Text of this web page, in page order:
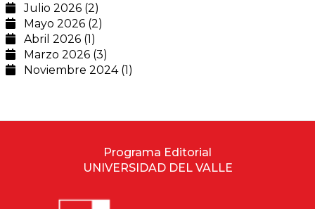
Julio 2026 (2)
Mayo 2026 (2)
Abril 2026 (1)
Marzo 2026 (3)
Noviembre 2024 (1)
Programa Editorial
UNIVERSIDAD DEL VALLE